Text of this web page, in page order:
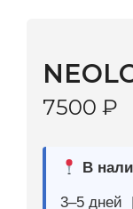
3–5 дней |